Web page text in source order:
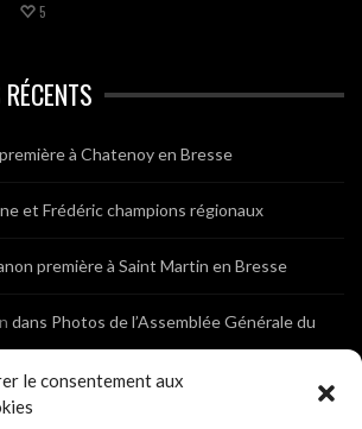
le consentement aux
5
à Chatenoy en Bresse
et Frédéric champions régionaux
première à Saint Martin en Bresse
dans Photos de l’Assemblée Générale du
l’Assemblée Générale du Club